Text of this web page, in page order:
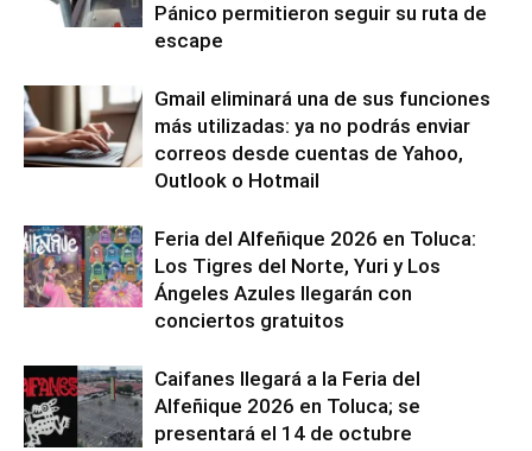
Pánico permitieron seguir su ruta de
escape
Gmail eliminará una de sus funciones
más utilizadas: ya no podrás enviar
correos desde cuentas de Yahoo,
Outlook o Hotmail
Feria del Alfeñique 2026 en Toluca:
Los Tigres del Norte, Yuri y Los
Ángeles Azules llegarán con
conciertos gratuitos
Caifanes llegará a la Feria del
Alfeñique 2026 en Toluca; se
presentará el 14 de octubre